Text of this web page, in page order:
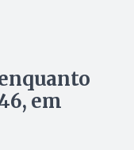
em